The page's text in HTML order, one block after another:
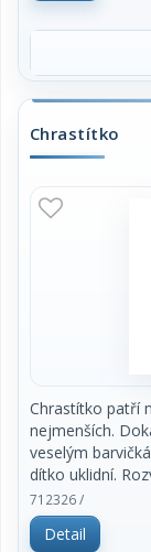
Chrastítko
Chrastítko patří
nejmenších.
veselým
dítko uklidní.
motoriku,
koordinace.
pro děti od
712326 /
Detail